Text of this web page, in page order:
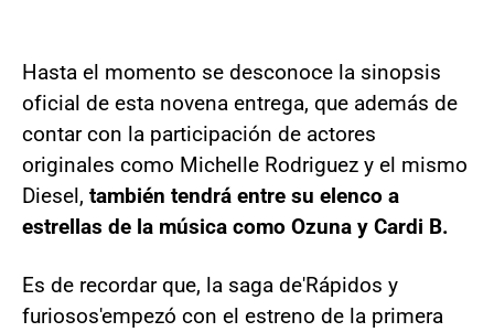
Hasta el momento se desconoce la sinopsis
oficial de esta novena entrega, que además de
contar con la participación de actores
originales como Michelle Rodriguez y el mismo
Diesel, también tendrá entre su elenco a
estrellas de la música como Ozuna y Cardi B.
Es de recordar que, la saga de'Rápidos y
furiosos'empezó con el estreno de la primera